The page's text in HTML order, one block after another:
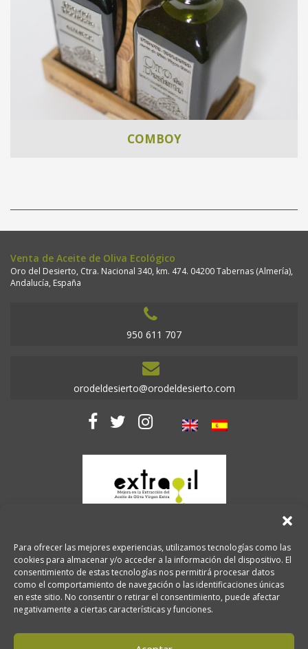
Para ofrecer las mejores experiencias, utilizamos tecnologías como las
cookies para almacenar y/o acceder a la información del dispositivo. El
consentimiento de estas tecnologías nos permitirá procesar datos
como el comportamiento de navegación o las identificaciones únicas
en este sitio. No consentir o retirar el consentimiento, puede afectar
negativamente a ciertas características y funciones.
COMBOY
Venta de Aceite de Oliva Ecológico
Oro del Desierto, Ctra. Nacional 340, km. 474. 04200 Tabernas (Almería),
Andalucía, España
950 611 707
orodeldesierto@orodeldesierto.com
2026 Copyright. Oro del desierto.